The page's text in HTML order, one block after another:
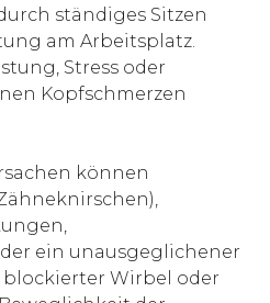
ständiges Sitzen
am Arbeitsplatz.
Stress oder
Kopfschmerzen
können
ein unausgeglichener
blockierter Wirbel oder